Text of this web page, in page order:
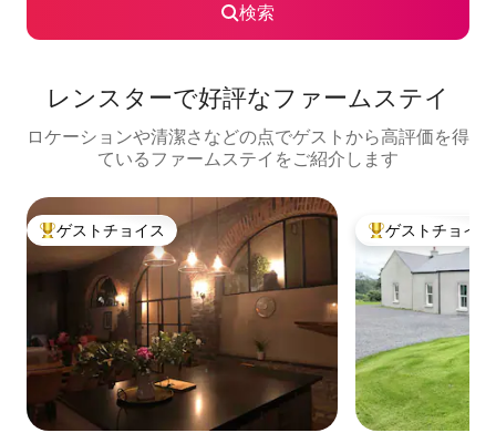
検索
レンスターで好評なファームステイ
ロケーションや清潔さなどの点でゲストから高評価を得
ているファームステイをご紹介します
大好評のゲストチョイスです。
ゲストチョイス 大好評のゲスト
ゲストチョイス